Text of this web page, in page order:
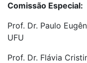
Comissão Especial:
Prof. Dr. Paulo
UFU
Prof. Dr. Flávia